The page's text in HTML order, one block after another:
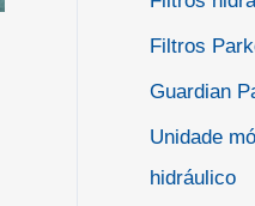
Filtros
Guardian
Unidade
hidráulico